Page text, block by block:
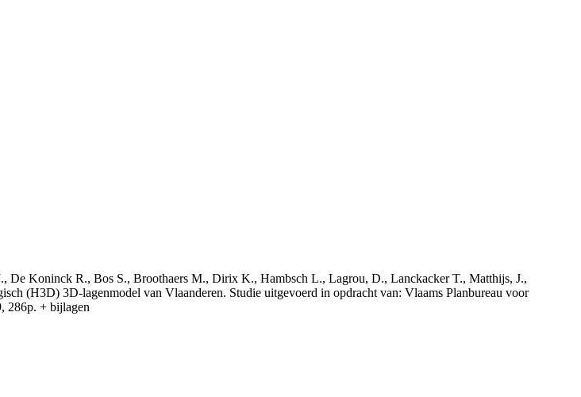
De Koninck R., Bos S., Broothaers M., Dirix K., Hambsch L., Lagrou, D., Lanckacker T., Matthijs, J.,
(H3D) 3D-lagenmodel van Vlaanderen. Studie uitgevoerd in opdracht van: Vlaams Planbureau voor
286p. + bijlagen